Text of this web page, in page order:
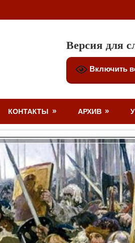
Версия для
Включить
КОНТАКТЫ АРХИВ